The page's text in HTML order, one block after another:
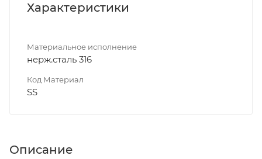
Характеристики
Материальное исполнение
нерж.сталь 316
Код Материал
SS
Описание